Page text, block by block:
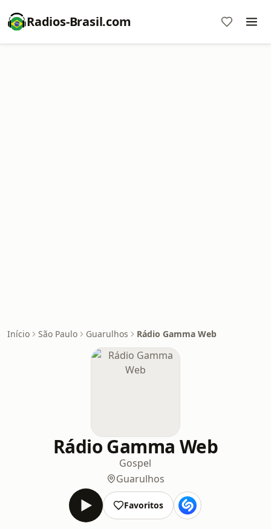
Radios-Brasil.com
Início São Paulo Guarulhos Rádio Gamma Web
Rádio Gamma Web
Gospel
Guarulhos
Favoritos